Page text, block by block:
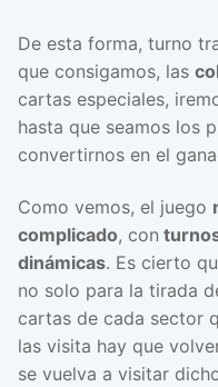
De esta forma, turno
que consigamos, las
cartas especiales,
hasta que seamos los
convertirnos en el
Como vemos, el juego
complicado, con
dinámicas. Es cierto
no solo para la tirada
cartas de cada sector
las visita hay que
se vuelva a visitar